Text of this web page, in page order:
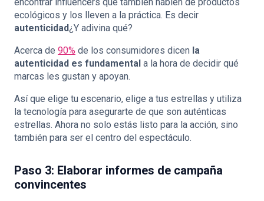
ecológicos y los lleven a la práctica. Es decir
autenticidad¿Y adivina qué?
Acerca de 90% de los consumidores dicen la
autenticidad es fundamental a la hora de decidir qué
marcas les gustan y apoyan.
Así que elige tu escenario, elige a tus estrellas y utiliza
la tecnología para asegurarte de que son auténticas
estrellas. Ahora no solo estás listo para la acción, sino
también para ser el centro del espectáculo.
Paso 3: Elaborar informes de campaña
convincentes